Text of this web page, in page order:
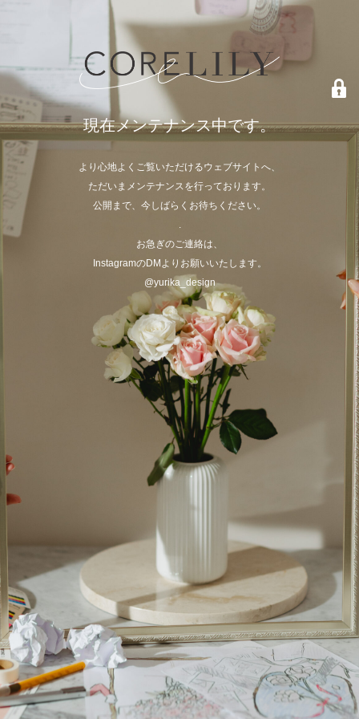
現在メンテナンス中です。
より心地よくご覧いただけるウェブサイトへ、
ただいまメンテナンスを行っております。
公開まで、今しばらくお待ちください。
.
お急ぎのご連絡は、
InstagramのDMよりお願いいたします。
@yurika_design